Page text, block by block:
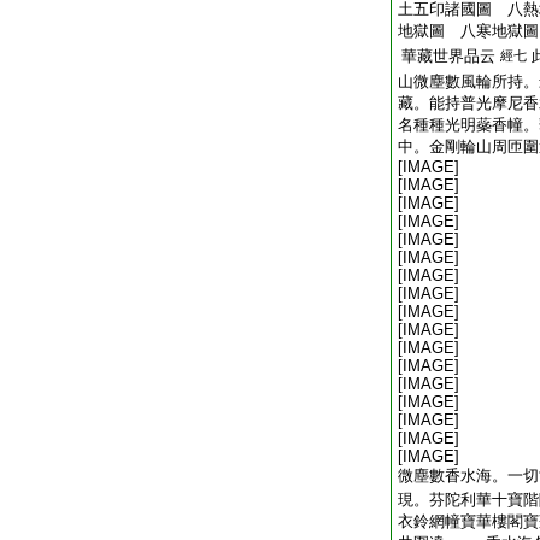
土五印諸國圖 八
地獄圖 八寒地獄圖
華藏世界品云 經七
山微塵數風輪所持
藏。能持普光摩尼
名種種光明蘂香幢
中。金剛輪山周匝
[IMAGE]
[IMAGE]
[IMAGE]
[IMAGE]
[IMAGE]
[IMAGE]
[IMAGE]
[IMAGE]
[IMAGE]
[IMAGE]
[IMAGE]
[IMAGE]
[IMAGE]
[IMAGE]
[IMAGE]
[IMAGE]
[IMAGE]
微塵數香水海。一
現。芬陀利華十寶
衣鈴網幢寶華樓閣